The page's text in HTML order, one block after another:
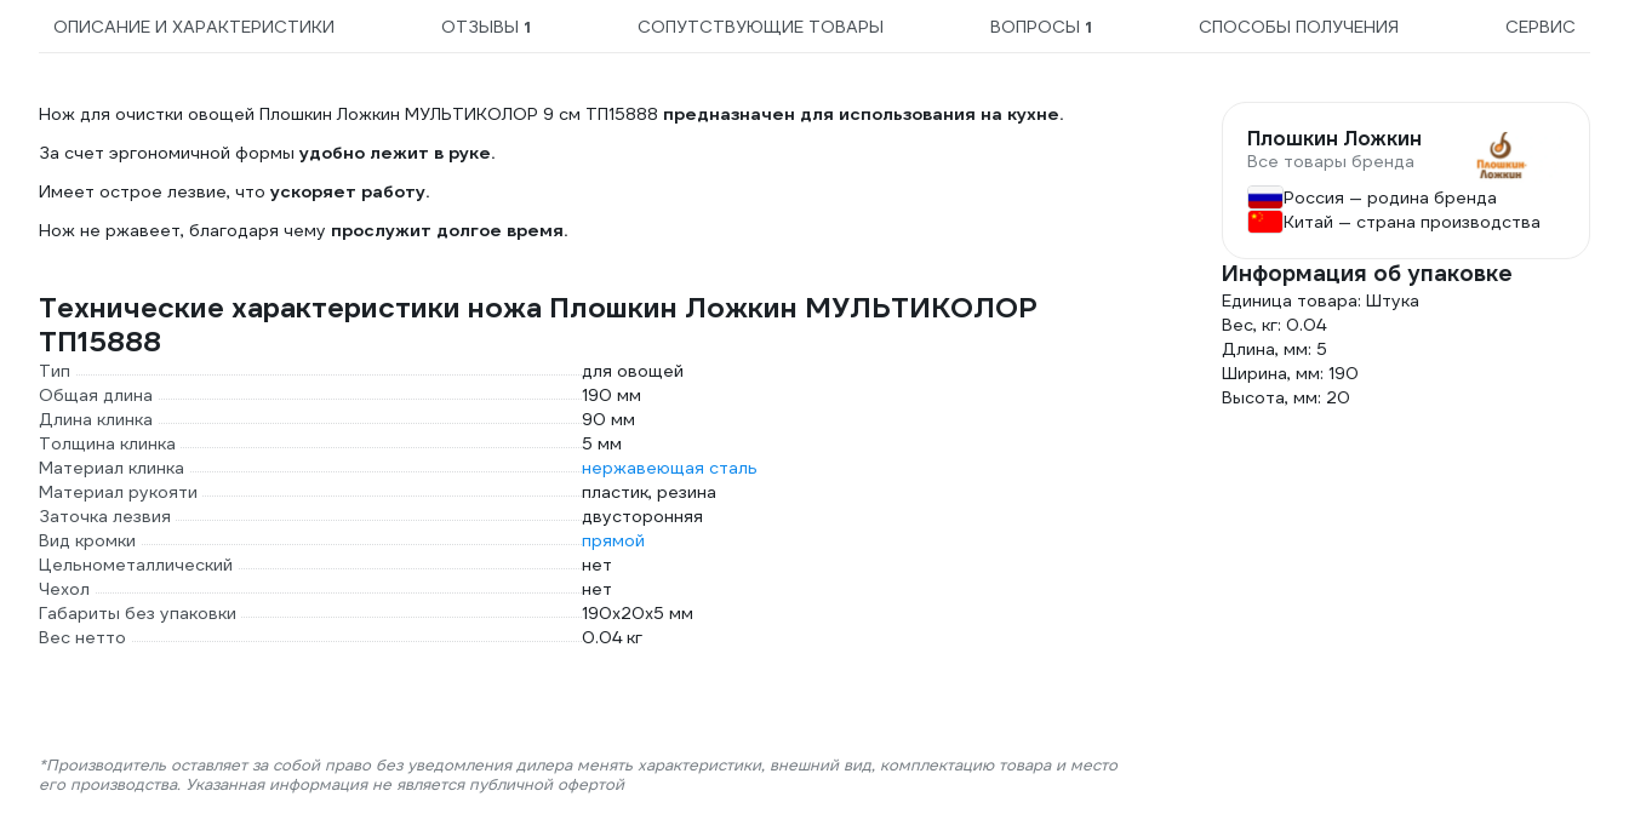
ОПИСАНИЕ И ХАРАКТЕРИСТИКИ ОТЗЫВЫ 1 СОПУТСТВУЮЩИЕ ТОВАРЫ ВОПРОСЫ 1 СПОСОБЫ ПОЛУЧЕНИЯ СЕРВИС
Нож для очистки овощей Плошкин Ложкин МУЛЬТИКОЛОР 9 см ТП15888 предназначен для использования на кухне.
За счет эргономичной формы удобно лежит в руке.
Имеет острое лезвие, что ускоряет работу.
Нож не ржавеет, благодаря чему прослужит долгое время.
Технические характеристики ножа Плошкин Ложкин МУЛЬТИКОЛОР
ТП15888
Тип
для овощей
Общая длина
190 мм
Длина клинка
90 мм
Толщина клинка
5 мм
Материал клинка
нержавеющая сталь
Материал рукояти
пластик, резина
Заточка лезвия
двусторонняя
Вид кромки
прямой
Цельнометаллический
нет
Чехол
нет
Габариты без упаковки
190x20x5 мм
Вес нетто
0.04 кг
*Производитель оставляет за собой право без уведомления дилера менять характеристики, внешний вид, комплектацию товара и место
его производства. Указанная информация не является публичной офертой
Плошкин Ложкин
Все товары бренда
Россия — родина бренда
Китай — страна производства
Информация об упаковке
Единица товара: Штука
Вес, кг: 0.04
Длина, мм: 5
Ширина, мм: 190
Высота, мм: 20